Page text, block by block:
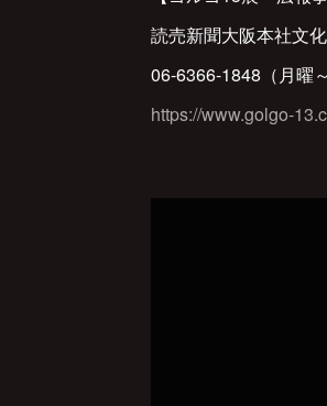
読売新聞大阪本社文
06-6366-1848（月曜
https://www.golgo-